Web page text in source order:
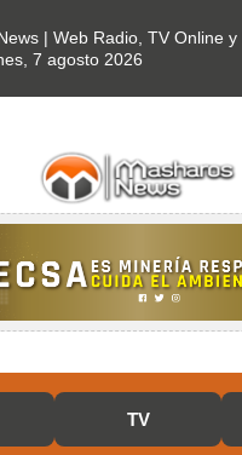
| Web Radio, TV Online y
7 agosto 2026
TV